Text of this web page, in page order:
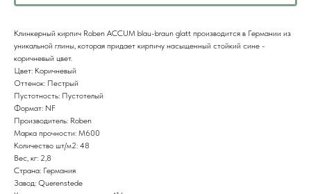
Клинкерный кирпич Roben ACCUM blau-braun glatt производится в Германии из
уникальной глины, которая придает кирпичу насыщенный стойкий сине -
коричневый цвет.
Цвет: Коричневый
Оттенок: Пестрый
Пустотность: Пустотелый
Формат: NF
Производитель: Roben
Марка прочности: M600
Количество шт/м2: 48
Вес, кг: 2,8
Страна: Германия
Завод: Querenstede